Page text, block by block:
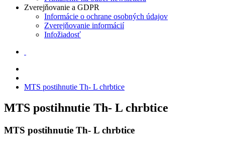
Zverejňovanie a GDPR
Informácie o ochrane osobných údajov
Zverejňovanie informácií
Infožiadosť
MTS postihnutie Th- L chrbtice
MTS postihnutie Th- L chrbtice
MTS postihnutie Th- L chrbtice